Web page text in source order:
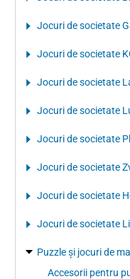
Jocuri de societate
Jocuri de societate
Jocuri de societate
Jocuri de societate
Jocuri de societate
Jocuri de societate
Jocuri de societate
Jocuri de societate
Puzzle şi jocuri de
Accesorii pentru